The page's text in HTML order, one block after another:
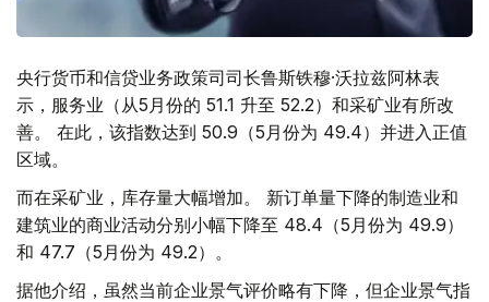
央行货币和信贷业务政策司司长鲁斯铁穆·沃拉兹阿林表
示，服务业（从5月份的 51.1 升至 52.2）和采矿业有所改
善。 在此，该指数达到 50.9（5月份为 49.4）并进入正值
区域。
而在采矿业，库存量大幅增加。 新订单量下降的制造业和
建筑业的商业活动分别小幅下降至 48.4（5月份为 49.9）
和 47.7（5月份为 49.2）。
据他介绍，虽然当前企业景气评价略有下降，但企业景气指